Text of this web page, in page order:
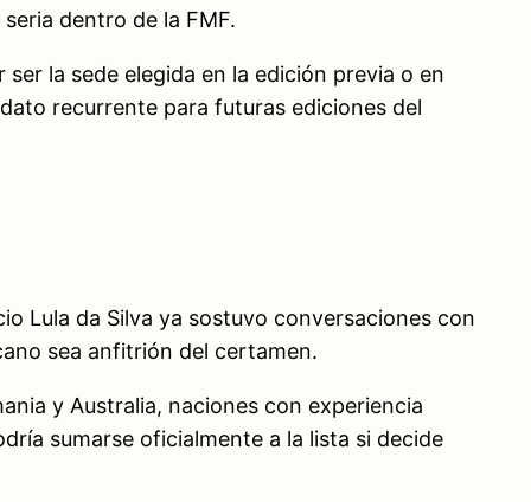
dentro de la FMF.
la sede elegida en la edición previa o en
recurrente para futuras ediciones del
Lula da Silva ya sostuvo conversaciones con
sea anfitrión del certamen.
y Australia, naciones con experiencia
sumarse oficialmente a la lista si decide